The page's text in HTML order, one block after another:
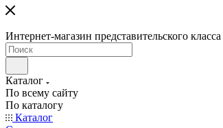
Интернет-магазин представительского класса
Каталог
По всему сайту
По каталогу
Каталог